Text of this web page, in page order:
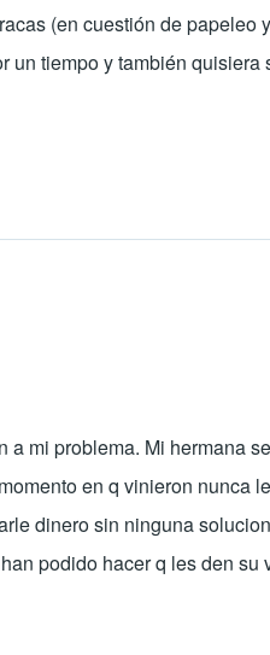
(en cuestión de papeleo
tiempo y también
mi problema. Mi hermana
en q vinieron
dinero sin ninguna
podido hacer q les den